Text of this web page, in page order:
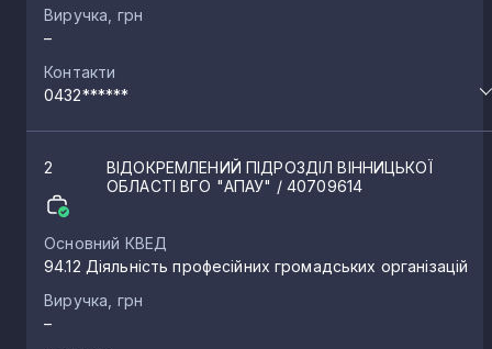
Виручка, грн
–
Контакти
0432******
2
ВІДОКРЕМЛЕНИЙ ПІДРОЗДІЛ ВІННИЦЬКОЇ
ОБЛАСТІ ВГО "АПАУ" / 40709614
Основний КВЕД
94.12 Діяльність професійних громадських організацій
Виручка, грн
–